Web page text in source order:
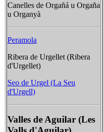
Canelles de Orgañá u Orgaña
u Organyà
Peramola
Ribera de Urgellet (Ribera
d'Urgellet)
Seo de Urgel (La Seu
d'Urgell)
Valles de Aguilar (Les